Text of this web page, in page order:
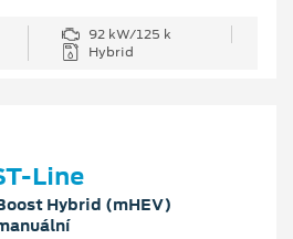
92 kW/125 k
Hybrid
Line
Hybrid (mHEV)